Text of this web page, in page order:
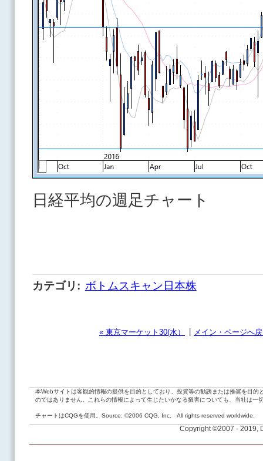
日経平均の週足チャート
カテゴリ : ボトムスキャン日本株
« 東京マーケット30(水） メイン・ページへ
本Webサイトは客観的情報の提供を目的としており、投資等の勧誘または推奨を目
のではありません。これらの情報によって生じたいかなる損害についても、当社は一
チャートはCQGを使用。Source: ©2006 CQG, Inc. All rights reserved worldwide.
Copyright ©2007 - 2019,